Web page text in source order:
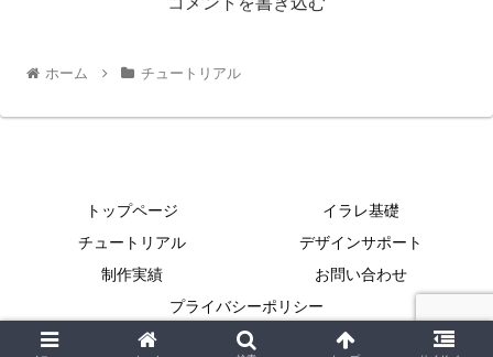
ホーム チュートリアル
トップページ
イラレ基礎
チュートリアル
デザインサポート
制作実績
お問い合わせ
プライバシーポリシー
Copyright © 2021 イラレクリエイト All Rights Reserved.